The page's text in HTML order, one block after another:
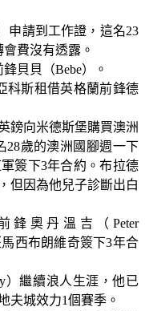
申請到工作證，這名23
費沒有透露。
貝貝（Bebe）。
科斯租借英格蘭前鋒德
鎊向米德斯堡購買澳洲
28歲的澳洲國腳週一下
簽下3年合約。布拉德
但因為他兒子診斷出白
鋒奧丹溫吉（Peter
西布朗維奇簽下3年合
）繼續浪人生涯，他已
夫城效力1個賽季。